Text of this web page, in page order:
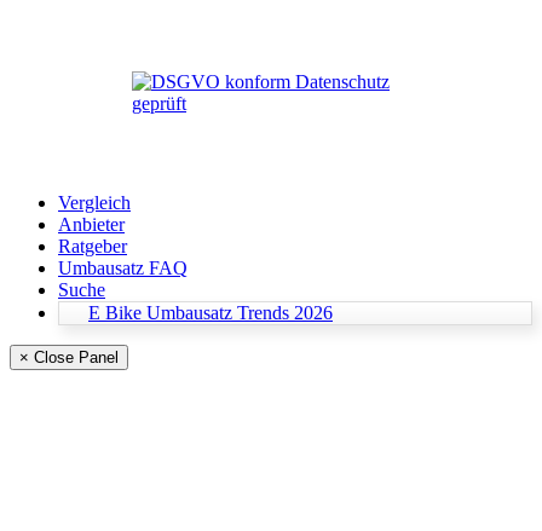
Vergleich
Anbieter
Ratgeber
Umbausatz FAQ
Suche
E Bike Umbausatz Trends 2026
× Close Panel